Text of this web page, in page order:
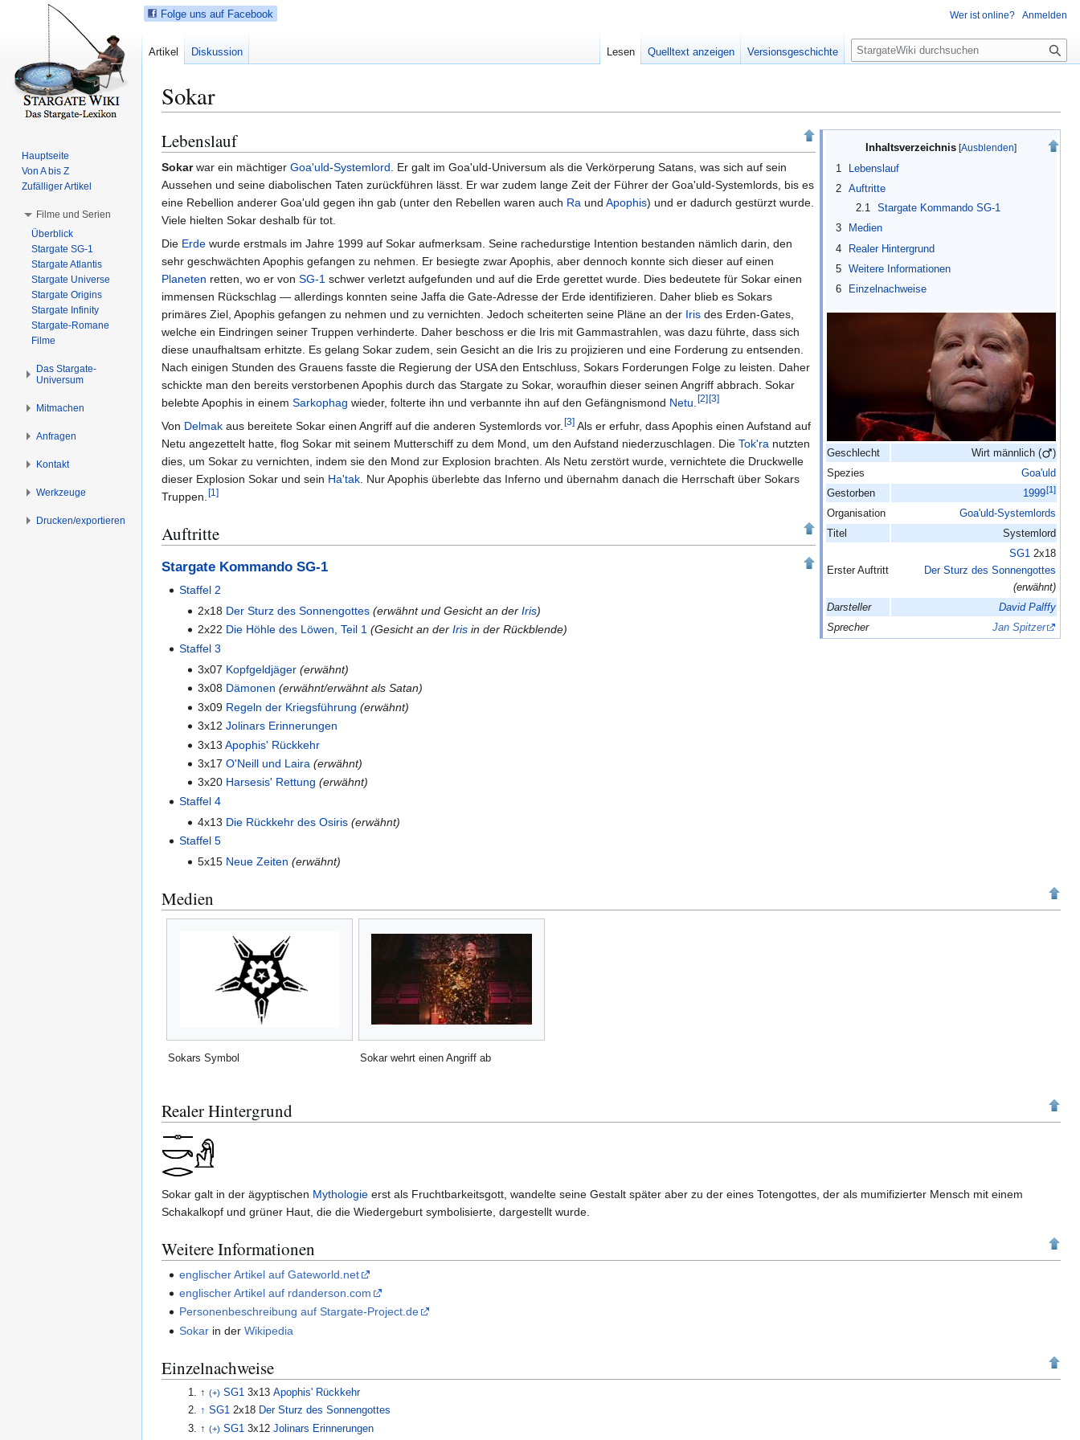
Sokar
Z
u
r
N
a
v
i
g
a
t
i
o
n
s
p
r
i
n
g
e
n
Z
u
r
S
u
c
h
e
s
p
r
i
n
g
e
n
Inhaltsverzeichnis
1
Lebenslauf
2
Auftritte
2.1
Stargate Kommando SG-1
3
Medien
4
Realer Hintergrund
5
Weitere Informationen
6
Einzelnachweise
Geschlecht Wirt männlich (
)
Spezies
Goa'uld
Gestorben
1999[1]
Organisation
Goa'uld-Systemlords
Titel
Systemlord
Erster Auftritt
SG1 2x18
Der Sturz des Sonnengottes
(erwähnt)
Darsteller
David Palffy
Sprecher
Jan Spitzer
Lebenslauf
Sokarwar ein mächtiger Goa'uld-Systemlord . Er galt im Goa'uld-Universum als die Verkörperung Satans, was sich auf sein
Aussehen und seine diabolischen Taten zurückführen lässt. Er war zudem lange Zeit der Führer der Goa'uld-Systemlords, bis es
eine Rebellion anderer Goa'uld gegen ihn gab (unter den Rebellen waren auch Ra und Apophis) und er dadurch gestürzt wurde.
Viele hielten Sokar deshalb für tot.
Die Erde wurde erstmals im Jahre 1999 auf Sokar aufmerksam. Seine rachedurstige Intention bestanden nämlich darin, den
sehr geschwächten Apophis gefangen zu nehmen. Er besiegte zwar Apophis, aber dennoch konnte sich dieser auf einen
Planeten retten, wo er von SG-1 schwer verletzt aufgefunden und auf die Erde gerettet wurde. Dies bedeutete für Sokar einen
immensen Rückschlag — allerdings konnten seine Jaffa die Gate-Adresse der Erde identifizieren. Daher blieb es Sokars
primäres Ziel, Apophis gefangen zu nehmen und zu vernichten. Jedoch scheiterten seine Pläne an der Iris des Erden-Gates,
welche ein Eindringen seiner Truppen verhinderte. Daher beschoss er die Iris mit Gammastrahlen, was dazu führte, dass sich
diese unaufhaltsam erhitzte. Es gelang Sokar zudem, sein Gesicht an die Iris zu projizieren und eine Forderung zu entsenden.
Nach einigen Stunden des Grauens fasste die Regierung der USA den Entschluss, Sokars Forderungen Folge zu leisten. Daher
schickte man den bereits verstorbenen Apophis durch das Stargate zu Sokar, woraufhin dieser seinen Angriff abbrach. Sokar
belebte Apophis in einem Sarkophag wieder, folterte ihn und verbannte ihn auf den Gefängnismond Netu [2] [3]
Von Delmak aus bereitete Sokar einen Angriff auf die anderen Systemlords vor. [3] Als er erfuhr, dass Apophis einen Aufstand auf
Netu angezettelt hatte, flog Sokar mit seinem Mutterschiff zu dem Mond, um den Aufstand niederzuschlagen. Die Tok'ra nutzten
dies, um Sokar zu vernichten, indem sie den Mond zur Explosion brachten. Als Netu zerstört wurde, vernichtete die Druckwelle
dieser Explosion Sokar und sein Ha'tak . Nur Apophis überlebte das Inferno und übernahm danach die Herrschaft über Sokars
Truppen. [1 ]
Auftritte
Stargate Kommando SG-1
Staffel 2
2x18 Der Sturz des Sonnengottes (erwähnt und Gesicht an der Iris)
2x22 Die Höhle des Löwen, Teil 1 (Gesicht an der Irisin der Rückblende)
Staffel 3
3x07 Kopfgeldjäger (erwähnt)
3x08 Dämonen (erwähnt/erwähnt als Satan)
3x09 Regeln der Kriegsführung (erwähnt)
3x12 Jolinars Erinnerungen
3x13 Apophis' Rückkehr
3x17 O'Neill und Laira (erwähnt)
3x20 Harsesis' Rettung (erwähnt)
Staffel 4
4x13 Die Rückkehr des Osiris (erwähnt)
Staffel 5
5x15 Neue Zeiten (erwähnt)
Medien
Sokars Symbol Sokar wehrt einen Angriff ab
Realer Hintergrund
Sokar galt in der ägyptischen Mythologie erst als Fruchtbarkeitsgott, wandelte seine Gestalt später aber zu der eines Totengottes, der als mumifizierter Mensch mit einem
Schakalkopf und grüner Haut, die die Wiedergeburt symbolisierte, dargestellt wurde.
Weitere Informationen
englischer Artikel auf Gateworld.net
englischer Artikel auf rdanderson.com
Personenbeschreibung auf Stargate-Project.de
Sokar in derWikipedia
Einzelnachweise
↑ (+) SG1 3x13 Apophis' Rückkehr
↑ SG1 2x18 Der Sturz des Sonnengottes
↑ (+) SG1 3x12 Jolinars Erinnerungen
Folge uns auf Facebook Wer ist online? Anmelden
Artikel Diskussion Lesen Quelltext anzeigen Versionsgeschichte
S
u
e
Hauptseite
Von A bis Z
Zufälliger Artikel
Filme und Serien
Überblick
Stargate SG-1
Stargate Atlantis
Stargate Universe
Stargate Origins
Stargate Infinity
Stargate-Romane
Filme
Das Stargate-
Universum
Mitmachen
Anfragen
Kontakt
Werkzeuge
Drucken/­exportieren